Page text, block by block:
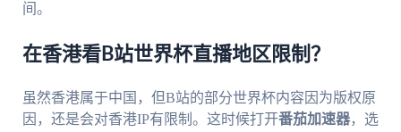
间。
在香港看B站世界杯直播地区限制？
虽然香港属于中国，但B站的部分世界杯内容因为版权原
因，还是会对香港IP有限制。这时候打开番茄加速器，选